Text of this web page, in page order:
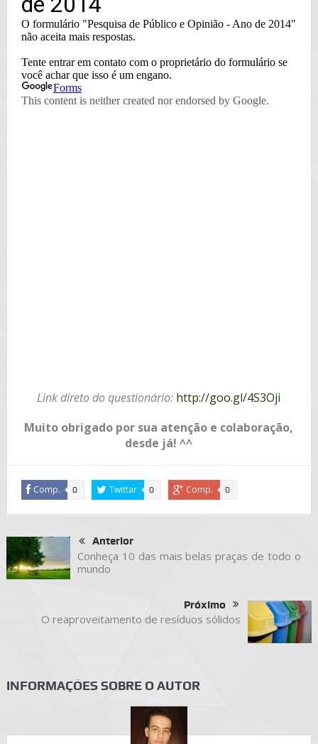
Link direto do questionário: http://goo.gl/4S3Oji
Muito obrigado por sua atenção e colaboração,
desde já! ^^
Comp. 0 Twittar 0 Comp. 0
Anterior
Conheça 10 das mais belas praças de todo o
mundo
Próximo
O reaproveitamento de resíduos sólidos
INFORMAÇÕES SOBRE O AUTOR